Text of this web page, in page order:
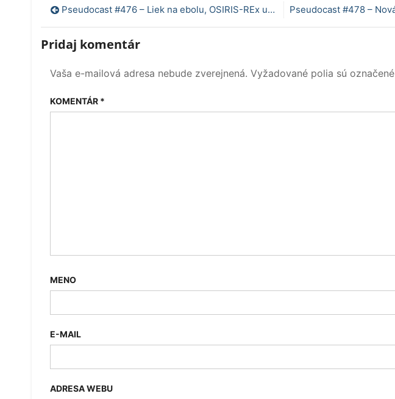
Navigácia
v
článku
Pseudocast #476 – Liek na ebolu, OSIRIS-REx update, cookies a internetové stránky
Pridaj komentár
Vaša e-mailová adresa nebude zverejnená. Vyžadované polia sú označené
KOMENTÁR *
MENO
E-MAIL
ADRESA WEBU